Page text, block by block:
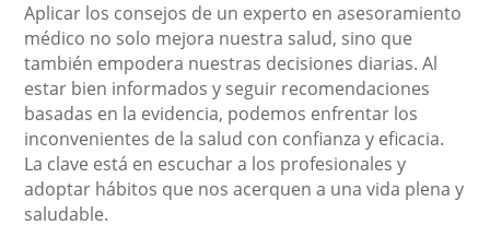
Aplicar los consejos de un experto en asesoramiento
médico no solo mejora nuestra salud, sino que
también empodera nuestras decisiones diarias. Al
estar bien informados y seguir recomendaciones
basadas en la evidencia, podemos enfrentar los
inconvenientes de la salud con confianza y eficacia.
La clave está en escuchar a los profesionales y
adoptar hábitos que nos acerquen a una vida plena y
saludable.